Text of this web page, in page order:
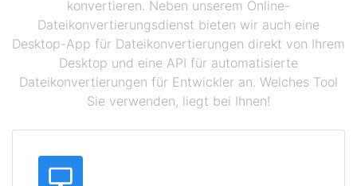
konvertieren. Neben unserem Online-
Dateikonvertierungsdienst bieten wir auch eine
Desktop-App für Dateikonvertierungen direkt von Ihrem
Desktop und eine API für automatisierte
Dateikonvertierungen für Entwickler an. Welches Tool
Sie verwenden, liegt bei Ihnen!